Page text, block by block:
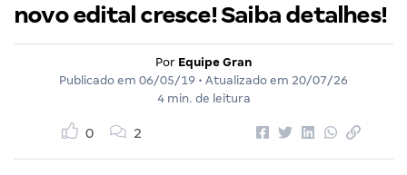
novo edital cresce! Saiba detalhes!
Por Equipe Gran
Publicado em 06/05/19 • Atualizado em 20/07/26
4 min. de leitura
0 2